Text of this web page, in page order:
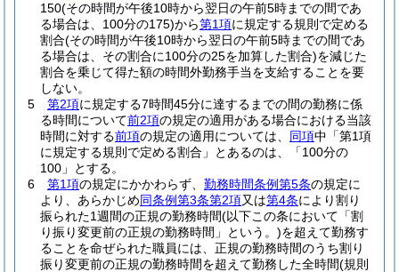
150(その時間が午後10時から翌日の午前5時までの間であ
る場合は、100分の175)から第1項に規定する規則で定める
割合(その時間が午後10時から翌日の午前5時までの間であ
る場合は、その割合に100分の25を加算した割合)を減じた
割合を乗じて得た額の時間外勤務手当を支給することを要
しない。
5
第2項に規定する7時間45分に達するまでの間の勤務に係
る時間について前2項の規定の適用がある場合における当該
時間に対する前項の規定の適用については、 同項中「第1項
に規定する規則で定める割合」とあるのは、「100分の
100」とする。
6
第1項の規定にかかわらず、 勤務時間条例第5条の規定に
より、あらかじめ同条例第3条第2項又は第4条により割り
振られた1週間の正規の勤務時間(以下この条において「割
り振り変更前の正規の勤務時間」という。)を超えて勤務す
ることを命ぜられた職員には、正規の勤務時間のうち割り
振り変更前の正規の勤務時間を超えて勤務した全時間(規則